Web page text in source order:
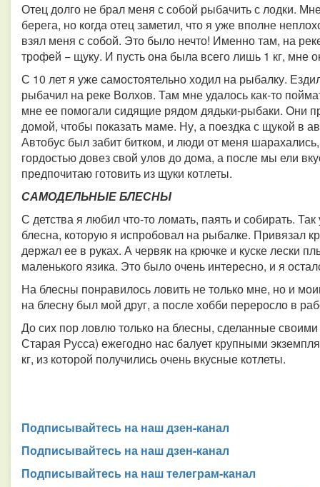
Отец долго не брал меня с собой рыбачить с лодки.
берега, но когда отец заметил, что я уже вполне
взял меня с собой. Это было нечто! Именно там, на
трофей − щуку. И пусть она была всего лишь 1 кг, мне
С 10 лет я уже самостоятельно ходил на рыбалку.
рыбачил на реке Волхов. Там мне удалось как-то
мне ее помогали сидящие рядом дядьки-рыбаки. Они
домой, чтобы показать маме. Ну, а поездка с щукой в
Автобус был забит битком, и люди от меня
гордостью довез свой улов до дома, а после мы ели
предпочитаю готовить из щуки котлеты.
САМОДЕЛЬНЫЕ БЛЕСНЫ
С детства я любил что-то ломать, паять и собирать.
блесна, которую я испробовал на рыбалке. Привязал
держал ее в руках. А червяк на крючке и куске лески
маленького язика. Это было очень интересно, и я
На блесны понравилось ловить не только мне, но и
на блесну был мой друг, а после хобби переросло в
До сих пор ловлю только на блесны, сделанные
Старая Русса) ежегодно нас балует крупными
кг, из которой получились очень вкусные котлеты.
Подписывайтесь на наш дзен-канал
Подписывайтесь на наш дзен-канал
Подписывайтесь на наш телеграм-канал